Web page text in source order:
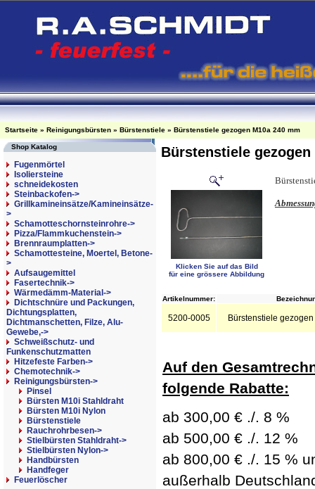
Startseite » Reinigungsbürsten » Bürstenstiele » Bürstenstiele gezogen M10a 240 mm
Shop Katalog
Fugenmörtel
Isoliersteine
schneidekosten
Steinbackofen->
Grillkamineinsätze/Kamineinsätze-
>
Schamotteschornsteinrohre->
Pizza/Flammkuchenstein->
Brennraumplatten->
Schamottesteine, Moertel, Betone-
>
Aufsaugemittel
Fasertechnik->
Wärmedämm-Material->
Dichtschnüre und Packungen,
Dichtungsplatten,
Dichtmanschetten, Filze, Alu-
Gewebe,->
Schweißschutz- und
Funkenschutzmatten
Hitzefeste Farben->
Chemotechnik->
Reinigungsbürsten->
Pinsel
Bürsten M10i Stahldraht
Bürsten M10i Nylon
Bürstenstiele
Rauchrohrbesen->
Stielbürsten Stahldraht->
Stielbürsten Nylon->
Handbürsten
Handfeger
Feuerlöscher
Bürstenstiele gezogen
Klicken Sie auf das Bild
für eine grössere Abbildung
Artikelnummer:
5200-0005 Bürstenstiele
Auf den
folgende Rabatte:
ab 300,00 € ./. 8 %
ab 500,00 € ./. 12 %
ab 800,00 € ./. 15 %
außerhalb